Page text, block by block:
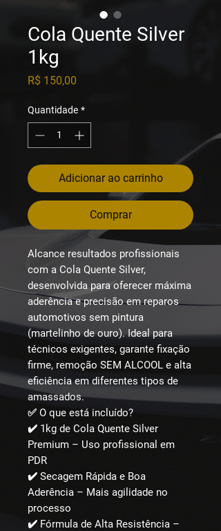
Cola Quente Silver
1kg
R$ 150,00
Quantidade *
Adicionar ao carrinho
Comprar
Alcance resultados profissionais
com a Cola Quente Silver,
desenvolvida para oferecer máxima
aderência e precisão em reparos
automotivos sem pintura
(martelinho de ouro). Ideal para
técnicos exigentes, garante fixação
firme, remoção SEM ALCOOL e alta
eficiência em diferentes tipos de
amassados.
✅ O que está incluído?
✔️ 1kg de Cola Quente Silver
Premium – Uso profissional em
PDR
✔️ Secagem Rápida e Boa
Aderência – Mais agilidade no
processo
✔️ Fórmula de Alta Resistência –